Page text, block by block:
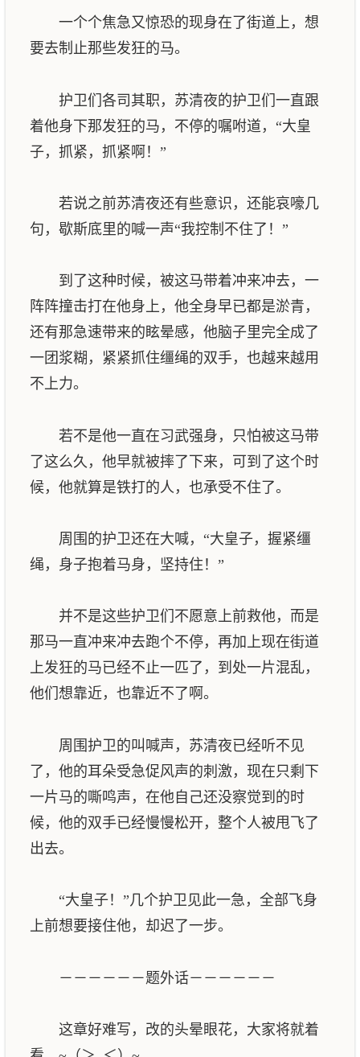
一个个焦急又惊恐的现身在了街道上，想
要去制止那些发狂的马。
护卫们各司其职，苏清夜的护卫们一直跟
着他身下那发狂的马，不停的嘱咐道，“大皇
子，抓紧，抓紧啊！”
若说之前苏清夜还有些意识，还能哀嚎几
句，歇斯底里的喊一声“我控制不住了！”
到了这种时候，被这马带着冲来冲去，一
阵阵撞击打在他身上，他全身早已都是淤青，
还有那急速带来的眩晕感，他脑子里完全成了
一团浆糊，紧紧抓住缰绳的双手，也越来越用
不上力。
若不是他一直在习武强身，只怕被这马带
了这么久，他早就被摔了下来，可到了这个时
候，他就算是铁打的人，也承受不住了。
周围的护卫还在大喊，“大皇子，握紧缰
绳，身子抱着马身，坚持住！”
并不是这些护卫们不愿意上前救他，而是
那马一直冲来冲去跑个不停，再加上现在街道
上发狂的马已经不止一匹了，到处一片混乱，
他们想靠近，也靠近不了啊。
周围护卫的叫喊声，苏清夜已经听不见
了，他的耳朵受急促风声的刺激，现在只剩下
一片马的嘶鸣声，在他自己还没察觉到的时
候，他的双手已经慢慢松开，整个人被甩飞了
出去。
“大皇子！”几个护卫见此一急，全部飞身
上前想要接住他，却迟了一步。
－－－－－－题外话－－－－－－
这章好难写，改的头晕眼花，大家将就着